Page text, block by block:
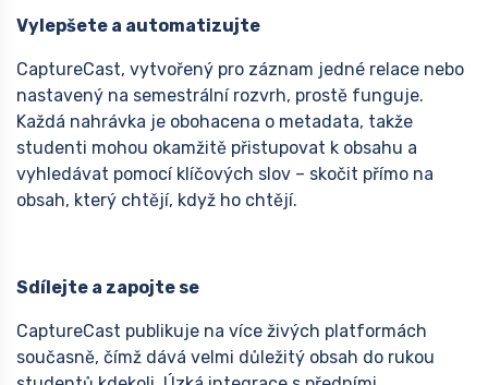
Vylepšete a automatizujte
CaptureCast, vytvořený pro záznam jedné relace nebo
nastavený na semestrální rozvrh, prostě funguje.
Každá nahrávka je obohacena o metadata, takže
studenti mohou okamžitě přistupovat k obsahu a
vyhledávat pomocí klíčových slov – skočit přímo na
obsah, který chtějí, když ho chtějí.
Sdílejte a zapojte se
CaptureCast publikuje na více živých platformách
současně, čímž dává velmi důležitý obsah do rukou